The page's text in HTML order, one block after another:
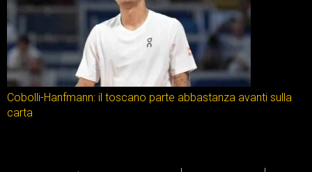
Cobolli-Hanfmann: il toscano parte abbastanza avanti sulla
carta